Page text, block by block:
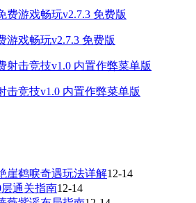
游戏畅玩v2.7.3 免费版
击竞技v1.0 内置作弊菜单版
崖鹤唳奇遇玩法详解12-14
通关指南12-14